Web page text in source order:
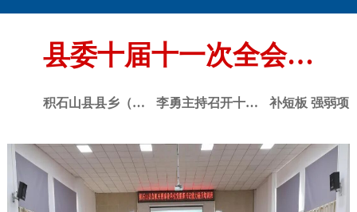
县委十届十一次全会暨全县经济高质量发展重点工作推进会召开
积石山县县乡（镇）人大换届选举工作推进会召开 李勇主持召开十届县委常委会第129次会议